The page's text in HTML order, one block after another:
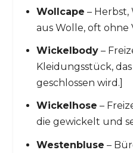
Wollcape – Herbst,
aus Wolle, oft ohne
Wickelbody–
Kleidungsstück,
geschlossen wird.]
Wickelhose –
die gewickelt und
Westenbluse –